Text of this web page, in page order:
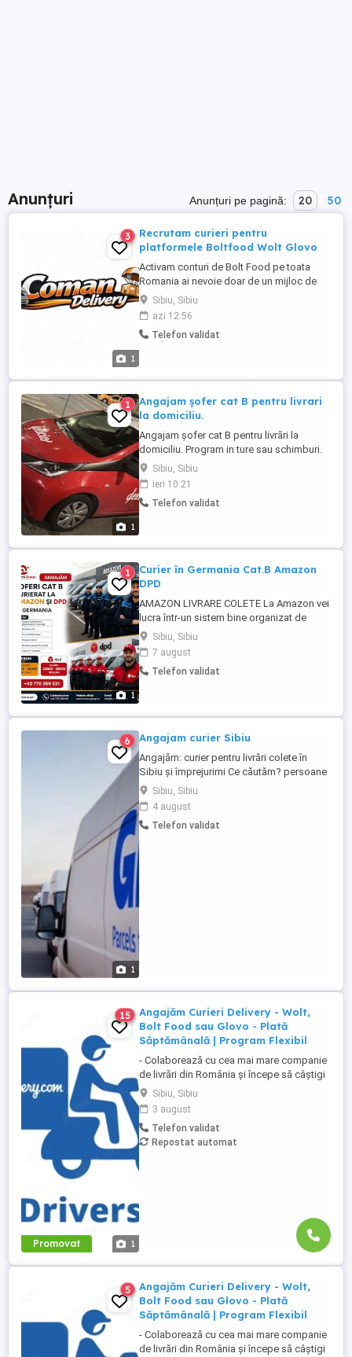
Anunțuri Anunțuri pe pagină: 20 50
1
3
Recrutam curieri pentru
platformele Boltfood Wolt Glovo
Activam conturi de Bolt Food pe toata
Romania ai nevoie doar de un mijloc de
transport Colaborăm cu curieri pentru
platformele: Bolt Food Wolt Glovo Cerințe:
* Telefon smartphone * Mijloc de
transport (mașină, scuter, bicicletă) *
Sibiu, Sibiu
azi 12:56
Telefon validat
1
1
Angajam șofer cat B pentru livrari
la domiciliu.
Angajam șofer cat B pentru livrări la
domiciliu. Program in ture sau schimburi.
Masa asigurata in timpul programului.
Transport gratuit la terminarea
programului. Pentru detalii și programări la
interviu, sunați la numărul afișat , de luni
Sibiu, Sibiu
ieri 10:21
Telefon validat
1
1
Curier în Germania Cat.B Amazon
DPD
AMAZON LIVRARE COLETE La Amazon vei
lucra într-un sistem bine organizat de
livrare. Te prezinți la depozit Primești
dubița de serviciu Încarci coletele pentru
ruta ta Primești traseul pe aplicație și GPS
Livrezi coletele la adresele clienților La
Sibiu, Sibiu
7 august
Telefon validat
1
6 Angajam curier Sibiu
Angajăm: curier pentru livrări colete în
Sibiu și împrejurimi Ce căutăm? persoane
dornice de învățare; perseverență și
seriozitate; rezistența la munca sub
presiune; flexibilitate; cazier judiciar curat;
Ce oferim? contract nedeterminat; plata
Sibiu, Sibiu
4 august
Telefon validat
Promovat 1
15
Angajăm Curieri Delivery - Wolt,
Bolt Food sau Glovo - Plată
Săptămânală | Program Flexibil
- Colaborează cu cea mai mare companie
de livrări din România și începe să câștigi
rapid! - Cerințe: Minim 18 ani Mijloc de
transport propriu (mașină, scuter,
motocicletă sau bicicletă) Telefon mobil
cu acces la internet - Ce oferim: Plată
săptămânală, fără întârzieri Bonusuri
Sibiu, Sibiu
3 august
Telefon validat
Repostat automat
5
Angajăm Curieri Delivery - Wolt,
Bolt Food sau Glovo - Plată
Săptămânală | Program Flexibil
- Colaborează cu cea mai mare companie
de livrări din România și începe să câștigi